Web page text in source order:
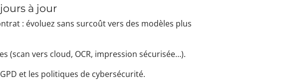
à jour
: évoluez sans surcoût vers des modèles plus
(scan vers cloud, OCR, impression sécurisée…).
et les politiques de cybersécurité.